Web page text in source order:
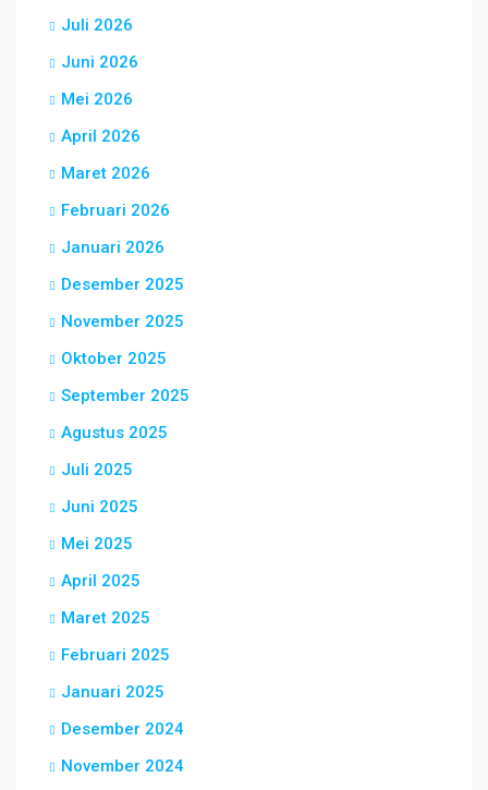
Juli 2026
Juni 2026
Mei 2026
April 2026
Maret 2026
Februari 2026
Januari 2026
Desember 2025
November 2025
Oktober 2025
September 2025
Agustus 2025
Juli 2025
Juni 2025
Mei 2025
April 2025
Maret 2025
Februari 2025
Januari 2025
Desember 2024
November 2024